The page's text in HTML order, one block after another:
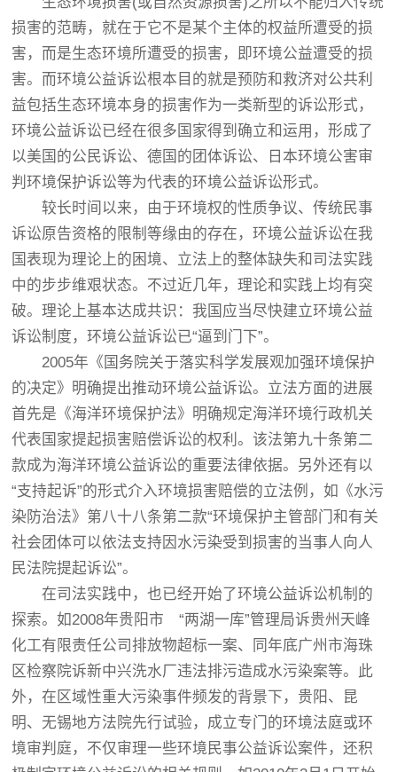
损害的范畴，就在于它不是某个主体的权益所遭受的损
害，而是生态环境所遭受的损害，即环境公益遭受的损
害。而环境公益诉讼根本目的就是预防和救济对公共利
益包括生态环境本身的损害作为一类新型的诉讼形式，
环境公益诉讼已经在很多国家得到确立和运用，形成了
以美国的公民诉讼、德国的团体诉讼、日本环境公害审
判环境保护诉讼等为代表的环境公益诉讼形式。
较长时间以来，由于环境权的性质争议、传统民事
诉讼原告资格的限制等缘由的存在，环境公益诉讼在我
国表现为理论上的困境、立法上的整体缺失和司法实践
中的步步维艰状态。不过近几年，理论和实践上均有突
破。理论上基本达成共识：我国应当尽快建立环境公益
诉讼制度，环境公益诉讼已“逼到门下”。
2005年《国务院关于落实科学发展观加强环境保护
的决定》明确提出推动环境公益诉讼。立法方面的进展
首先是《海洋环境保护法》明确规定海洋环境行政机关
代表国家提起损害赔偿诉讼的权利。该法第九十条第二
款成为海洋环境公益诉讼的重要法律依据。另外还有以
“支持起诉”的形式介入环境损害赔偿的立法例，如《水污
染防治法》第八十八条第二款“环境保护主管部门和有关
社会团体可以依法支持因水污染受到损害的当事人向人
民法院提起诉讼”。
在司法实践中，也已经开始了环境公益诉讼机制的
探索。如2008年贵阳市 “两湖一库”管理局诉贵州天峰
化工有限责任公司排放物超标一案、同年底广州市海珠
区检察院诉新中兴洗水厂违法排污造成水污染案等。此
外，在区域性重大污染事件频发的背景下，贵阳、昆
明、无锡地方法院先行试验，成立专门的环境法庭或环
境审判庭，不仅审理一些环境民事公益诉讼案件，还积